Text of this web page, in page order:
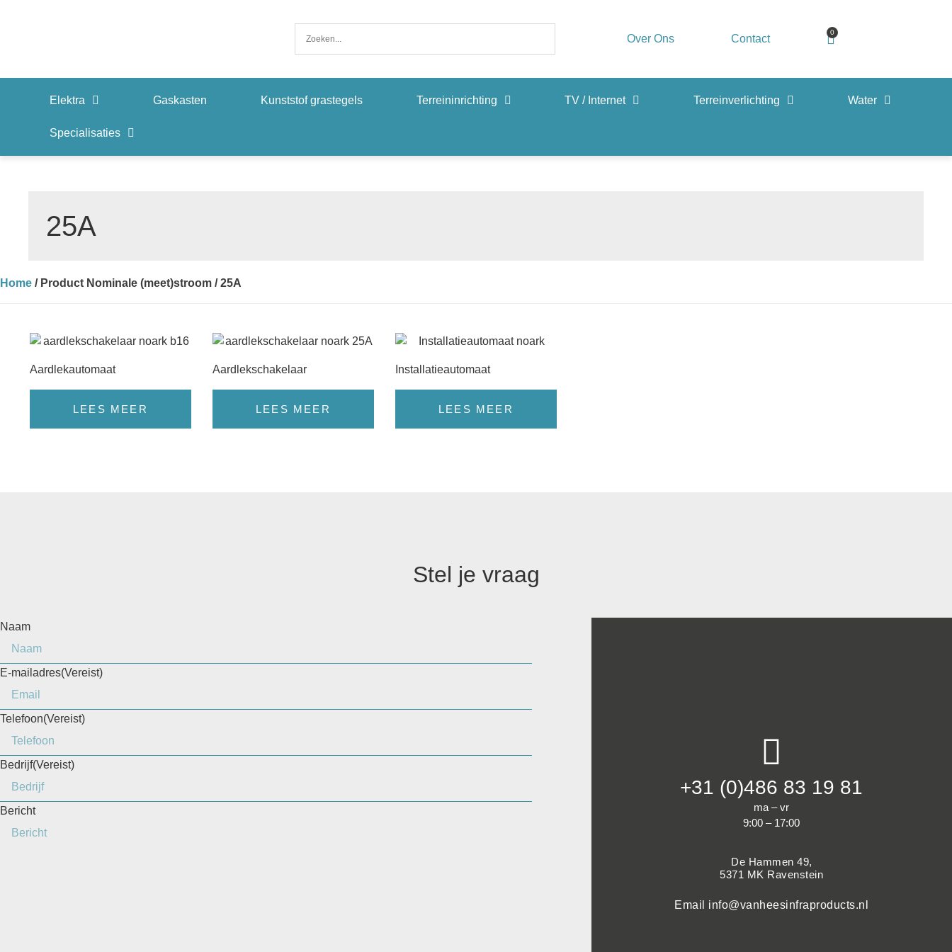
Over Ons Contact
0
Elektra Gaskasten Kunststof grastegels Terreininrichting TV / Internet Terreinverlichting Water
Specialisaties
25A
Home / Product Nominale (meet)stroom / 25A
Aardlekautomaat
LEES MEER
Aardlekschakelaar
LEES MEER
Installatieautomaat
LEES MEER
Stel je vraag
Naam
E-mailadres(Vereist)
Telefoon(Vereist)
Bedrijf(Vereist)
Bericht
+31 (0)486 83 19 81
ma – vr
9:00 – 17:00
De Hammen 49,
5371 MK Ravenstein
Email info@vanheesinfraproducts.nl